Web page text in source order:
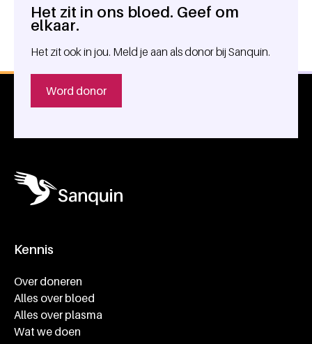
Algemene informatie
Het zit in ons bloed. Geef om
elkaar.
Het zit ook in jou. Meld je aan als donor bij Sanquin.
Word donor
Kennis
Over doneren
Alles over bloed
Alles over plasma
Wat we doen